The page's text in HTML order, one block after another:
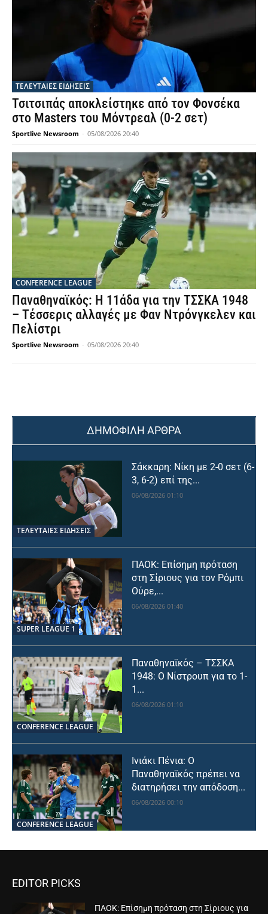
ΤΕΛΕΥΤΑΙΕΣ ΕΙΔΗΣΕΙΣ
Τσιτσιπάς αποκλείστηκε από τον Φονσέκα
στο Masters του Μόντρεαλ (0-2 σετ)
Sportlive Newsroom - 05/08/2026 20:40
CONFERENCE LEAGUE
Παναθηναϊκός: Η 11άδα για την ΤΣΣΚΑ 1948
– Τέσσερις αλλαγές με Φαν Ντρόνγκελεν και
Πελίστρι
Sportlive Newsroom - 05/08/2026 20:40
ΔΗΜΟΦΙΛΗ ΑΡΘΡΑ
ΤΕΛΕΥΤΑΙΕΣ ΕΙΔΗΣΕΙΣ
Σάκκαρη: Νίκη με 2-0 σετ (6-
3, 6-2) επί της...
06/08/2026 01:10
SUPER LEAGUE 1
ΠΑΟΚ: Επίσημη πρόταση
στη Σίριους για τον Ρόμπι
Ούρε,...
06/08/2026 01:40
CONFERENCE LEAGUE
Παναθηναϊκός – ΤΣΣΚΑ
1948: Ο Νίστρουπ για το 1-
1...
06/08/2026 01:10
CONFERENCE LEAGUE
Ινιάκι Πένια: Ο
Παναθηναϊκός πρέπει να
διατηρήσει την απόδοση...
06/08/2026 00:10
EDITOR PICKS
ΠΑΟΚ: Επίσημη πρόταση στη Σίριους για